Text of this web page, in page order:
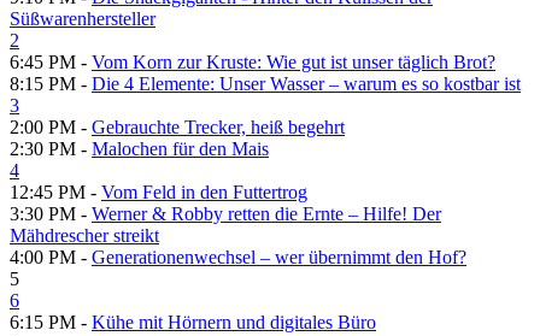
Süßwarenhersteller
2
6:45 PM - Vom Korn zur Kruste: Wie gut ist unser täglich Brot?
8:15 PM - Die 4 Elemente: Unser Wasser – warum es so kostbar ist
3
2:00 PM - Gebrauchte Trecker, heiß begehrt
2:30 PM - Malochen für den Mais
4
12:45 PM - Vom Feld in den Futtertrog
3:30 PM - Werner & Robby retten die Ernte – Hilfe! Der
Mähdrescher streikt
4:00 PM - Generationenwechsel – wer übernimmt den Hof?
5
6
6:15 PM - Kühe mit Hörnern und digitales Büro